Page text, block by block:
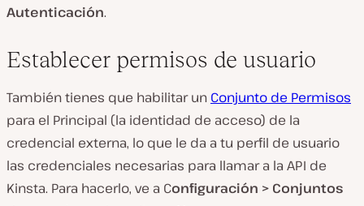
Autenticación.
Establecer permisos de usuario
También tienes que habilitar un Conjunto de Permisos
para el Principal (la identidad de acceso) de la
credencial externa, lo que le da a tu perfil de usuario
las credenciales necesarias para llamar a la API de
Kinsta. Para hacerlo, ve a Configuración > Conjuntos